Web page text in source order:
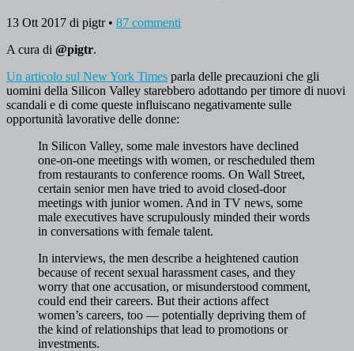
13 Ott 2017 di pigtr• 87 commenti
A cura di @pigtr.
Un articolo sul New York Times parla delle precauzioni che gli
uomini della Silicon Valley starebbero adottando per timore di nuovi
scandali e di come queste influiscano negativamente sulle
opportunità lavorative delle donne:
In Silicon Valley, some male investors have declined
one-on-one meetings with women, or rescheduled them
from restaurants to conference rooms. On Wall Street,
certain senior men have tried to avoid closed-door
meetings with junior women. And in TV news, some
male executives have scrupulously minded their words
in conversations with female talent.
In interviews, the men describe a heightened caution
because of recent sexual harassment cases, and they
worry that one accusation, or misunderstood comment,
could end their careers. But their actions affect
women’s careers, too — potentially depriving them of
the kind of relationships that lead to promotions or
investments.